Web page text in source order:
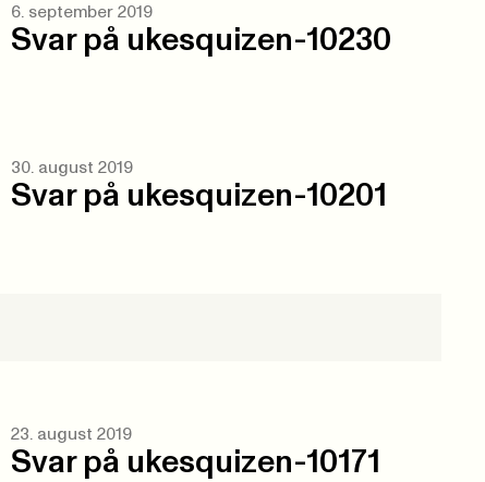
6. september 2019
Svar på ukesquizen-10230
30. august 2019
Svar på ukesquizen-10201
23. august 2019
Svar på ukesquizen-10171